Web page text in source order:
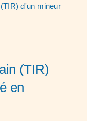
d'un mineur
(TIR)
en